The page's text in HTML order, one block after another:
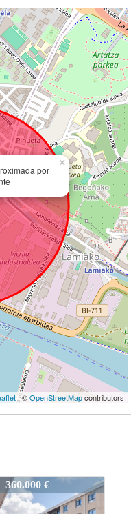
por
×
| ©OpenStreetMapcontributors
345.000 €